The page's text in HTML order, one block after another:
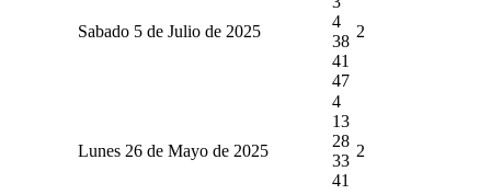
Sabado 5 de Julio de 2025
4
38
41
47
2
Lunes 26 de Mayo de 2025
4
13
28
33
41
2